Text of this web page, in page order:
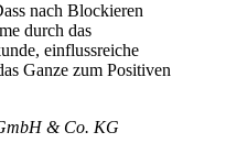
nach Blockieren
durch das
einflussreiche
Ganze zum Positiven
& Co. KG